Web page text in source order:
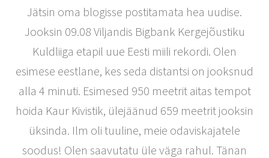
Jätsin oma blogisse postitamata hea uudise.
Jooksin 09.08 Viljandis Bigbank Kergejõustiku
Kuldliiga etapil uue Eesti miili rekordi. Olen
esimese eestlane, kes seda distantsi on jooksnud
alla 4 minuti. Esimesed 950 meetrit aitas tempot
hoida Kaur Kivistik, ülejäänud 659 meetrit jooksin
üksinda. Ilm oli tuuline, meie odaviskajatele
soodus! Olen saavutatu üle väga rahul. Tänan